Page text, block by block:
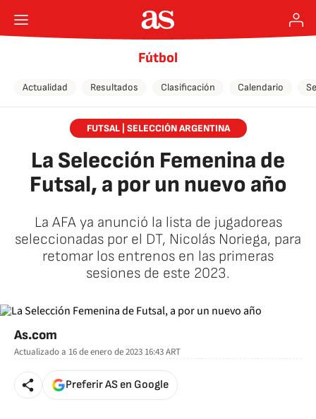
Fútbol
Actualidad Resultados Clasificación Calendario
FUTSAL | SELECCIÓN ARGENTINA
La Selección Femenina de
Futsal, a por un nuevo año
La AFA ya anunció la lista de jugadoreas
seleccionadas por el DT, Nicolás Noriega, para
retomar los entrenos en las primeras
sesiones de este 2023.
As.com
Actualizado a 16 de enero de 2023 16:43ART
Preferir AS en Google